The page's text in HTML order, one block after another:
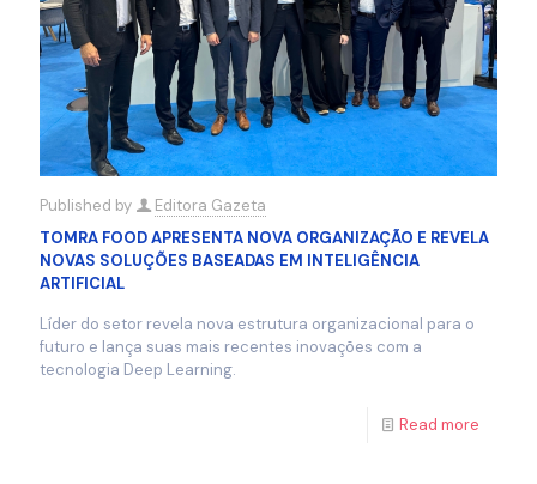
Published by
Editora Gazeta
TOMRA FOOD APRESENTA NOVA ORGANIZAÇÃO E REVELA
NOVAS SOLUÇÕES BASEADAS EM INTELIGÊNCIA
ARTIFICIAL
Líder do setor revela nova estrutura organizacional para o
futuro e lança suas mais recentes inovações com a
tecnologia Deep Learning.
Read more